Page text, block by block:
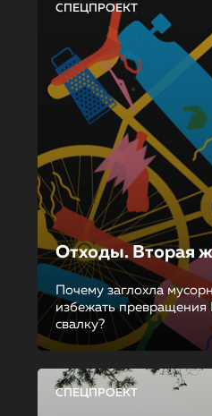
СПЕЦПРОЕКТ
Отходы. Вторая
Почему заглохла
избежать превращения
свалку?
СПЕЦПРОЕКТ